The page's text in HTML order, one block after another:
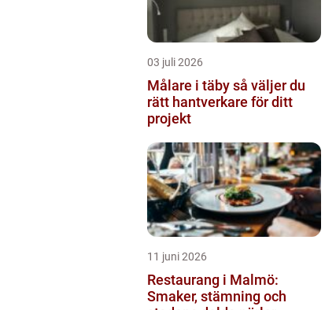
03 juli 2026
Målare i täby så väljer du
rätt hantverkare för ditt
projekt
11 juni 2026
Restaurang i Malmö:
Smaker, stämning och